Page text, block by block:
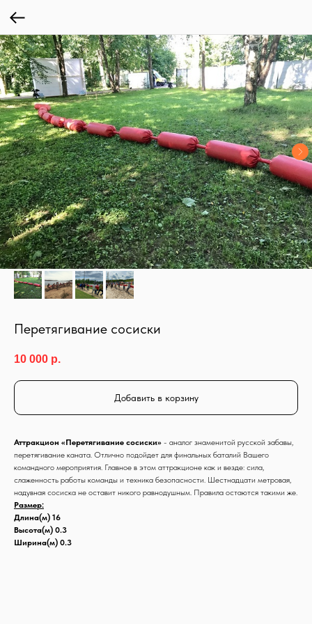
Перетягивание сосиски
10 000 р.
Добавить в корзину
Аттракцион «Перетягивание сосиски» - аналог знаменитой русской забавы,
перетягивание каната. Отлично подойдет для финальных баталий Вашего
командного мероприятия. Главное в этом аттракционе как и везде: сила,
слаженность работы команды и техника безопасности. Шестнадцати метровая,
надувная сосиска не оставит никого равнодушным. Правила остаются такими же.
Размер:
Длина(м) 16
Высота(м) 0.3
Ширина(м) 0.3